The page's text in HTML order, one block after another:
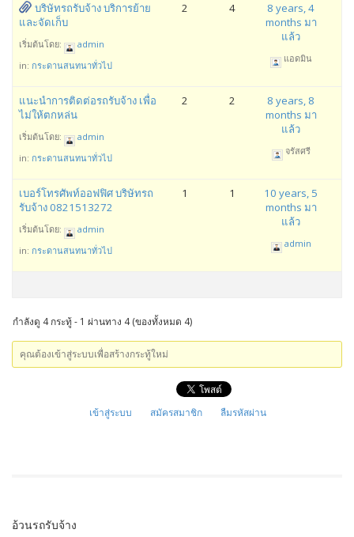
บริษัทรถรับจ้าง บริการย้าย
และจัดเก็บ
เริ่มต้นโดย:
admin
in: กระดานสนทนาทั่วไป
2 4
8 years, 4
months มา
แล้ว
แอดมิน
แนะนำการติดต่อรถรับจ้าง เพื่อ
ไม่ให้ตกหล่น
เริ่มต้นโดย:
admin
in: กระดานสนทนาทั่วไป
2 2
8 years, 8
months มา
แล้ว
จรัสศรี
เบอร์โทรศัพท์ออฟฟิศ บริษัทรถ
รับจ้าง 0821513272
เริ่มต้นโดย:
admin
in: กระดานสนทนาทั่วไป
1 1
10 years, 5
months มา
แล้ว
admin
กำลังดู 4 กระทู้ - 1 ผ่านทาง 4 (ของทั้งหมด 4)
คุณต้องเข้าสู่ระบบเพื่อสร้างกระทู้ใหม่
เข้าสู่ระบบ สมัครสมาชิก ลืมรหัสผ่าน
อ้วนรถรับจ้าง